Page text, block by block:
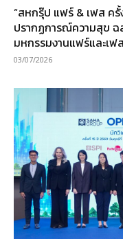
“สหกรุ๊ป แฟร์ & เฟส ครั้
ปรากฏการณ์ความสุข ฉ
มหกรรมงานแฟร์และเ
03/07/2026